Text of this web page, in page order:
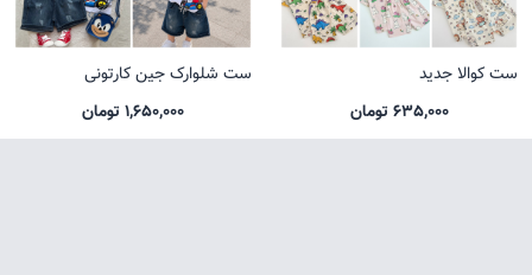
ست کوالا جدید
635,000 تومان
ست شلوارک جین کارتونی
1,650,000 تومان